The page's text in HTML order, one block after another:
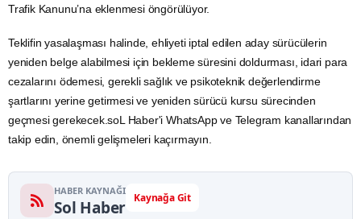
Trafik Kanunu’na eklenmesi öngörülüyor.
Teklifin yasalaşması halinde, ehliyeti iptal edilen aday sürücülerin
yeniden belge alabilmesi için bekleme süresini doldurması, idari para
cezalarını ödemesi, gerekli sağlık ve psikoteknik değerlendirme
şartlarını yerine getirmesi ve yeniden sürücü kursu sürecinden
geçmesi gerekecek.soL Haber'i WhatsApp ve Telegram kanallarından
takip edin, önemli gelişmeleri kaçırmayın.
HABER KAYNAĞI
Sol Haber Kaynağa Git